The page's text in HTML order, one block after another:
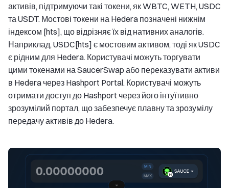
активів, підтримуючи такі токени, як WBTC, WETH, USDC
та USDT. Мостові токени на Hedera позначені нижнім
індексом [hts], що відрізняє їх від нативних аналогів.
Наприклад, USDC[hts] є мостовим активом, тоді як USDC
є рідним для Hedera. Користувачі можуть торгувати
цими токенами на SaucerSwap або переказувати активи
в Hedera через Hashport Portal. Користувачі можуть
отримати доступ до Hashport через його інтуїтивно
зрозумілий портал, що забезпечує плавну та зрозумілу
передачу активів до Hedera.